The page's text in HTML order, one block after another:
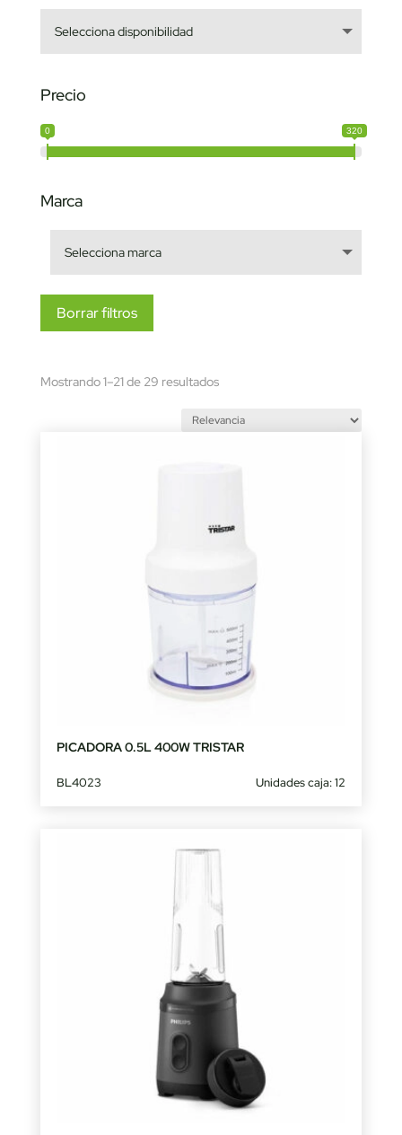
Precio
0 320
Marca
Borrar filtros
Mostrando 1–21 de 29 resultadosSorted
PICADORA 0.5L 400W TRISTAR
BL4023 Unidades caja: 12